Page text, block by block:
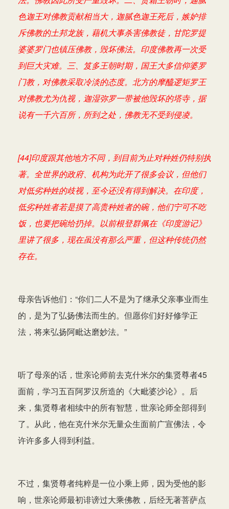
色迦王对佛教贡献相当大，迦腻色迦王死后，嫉妒排
斥佛教的土邦龙族，藉机大事杀害佛教徒，甘陀罗提
婆婆罗门也镇压佛教，毁坏佛法。印度佛教再一次受
到巨大灾难。三、笈多王朝时期，国王大多信仰婆罗
门教，对佛教采取冷淡的态度。北方的摩醯逻矩罗王
对佛教尤为仇视，迦湿弥罗一带被他毁坏的塔寺，据
说有一千六百所，所到之处，佛教无不受到侵凌。
[44]印度跟其他地方不同，到目前为止对种姓仍特别执
著。全世界的政府、机构为此开了很多会议，但他们
对低劣种姓的歧视，至今还没有得到解决。在印度，
低劣种姓者若是摸了高贵种姓者的碗，他们宁可不吃
饭，也要把碗给扔掉。以前根登群佩在《印度游记》
里讲了很多，现在虽没有那么严重，但这种传统仍然
存在。
母亲告诉他们：“你们二人不是为了继承父亲事业而生
的，是为了弘扬佛法而生的。但愿你们好好修学正
法，将来弘扬阿毗达磨妙法。”
听了母亲的话，世亲论师前去克什米尔的集贤尊者45
面前，学习五百阿罗汉所造的《大毗婆沙论》。后
来，集贤尊者相续中的所有智慧，世亲论师全部得到
了。从此，他在克什米尔无量众生面前广宣佛法，令
许许多多人得到利益。
不过，集贤尊者纯粹是一位小乘上师，因为受他的影
响，世亲论师最初诽谤过大乘佛教，后经无著菩萨点